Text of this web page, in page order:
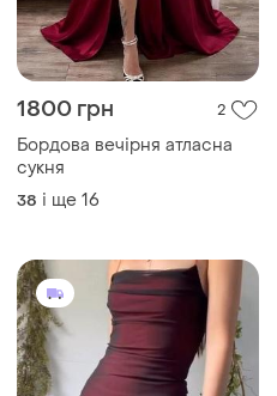
1800 грн 2
Бордова вечірня атласна
сукня
38 і ще 16